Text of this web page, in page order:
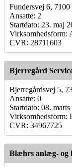
Fundersvej 6, 7100
Ansatte: 2
Startdato: 23. maj
Virksomhedsform:
CVR: 28711603
Bjerregård
Bjerregårdsvej 5,
Ansatte: 0
Startdato: 08. marts
Virksomhedsform:
CVR: 34967725
Blæhrs anlæg- og